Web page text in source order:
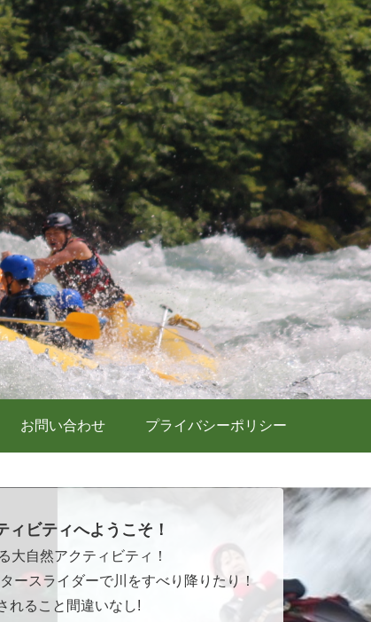
お問い合わせ プライバシーポリシー
ィビティへようこそ！
大自然アクティビティ！
ースライダーで川をすべり降りたり！
れること間違いなし!